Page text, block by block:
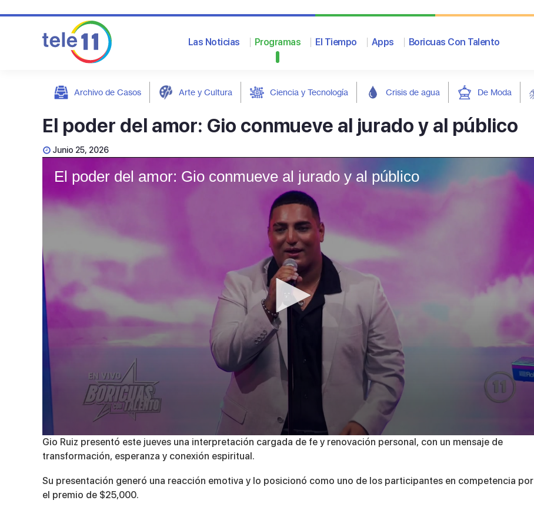
Las Noticias Programas El Tiempo Apps Boricuas Con Talento
Archivo de Casos Arte y Cultura Ciencia y Tecnología Crisis de agua De Moda
El poder del amor: Gio conmueve al jurado y al público
Junio 25, 2026
El poder del amor: Gio conmueve al jurado y al público
0
seconds
of
minutes,
19
secondsVolume
Gio Ruiz presentó este jueves una interpretación cargada de fe y renovación personal, con un mensaje de
transformación, esperanza y conexión espiritual.
Su presentación generó una reacción emotiva y lo posicionó como uno de los participantes en competencia por
el premio de $25,000.